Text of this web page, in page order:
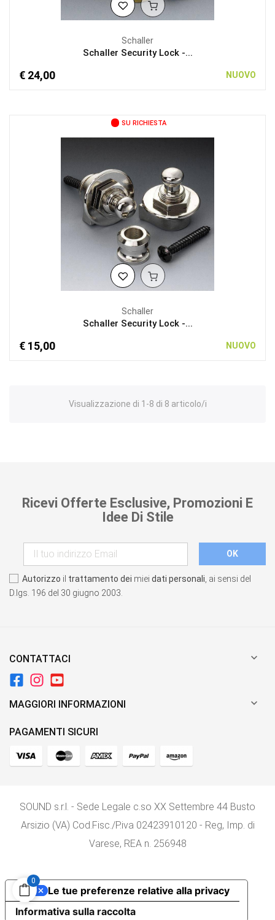
Schaller
Schaller Security Lock -...
€ 24,00 NUOVO
SU RICHIESTA
Schaller
Schaller Security Lock -...
€ 15,00 NUOVO
Visualizzazione di 1-8 di 8 articolo/i
Ricevi Offerte Esclusive, Promozioni E
Idee Di Stile
Autorizzo il trattamento dei miei dati personali , ai sensi del
D.lgs. 196 del 30 giugno 2003.
CONTATTACI 
MAGGIORI INFORMAZIONI 
PAGAMENTI SICURI
SOUND s.r.l. - Sede Legale c.so XX Settembre 44 Busto
Arsizio (VA) Cod.Fisc./P.iva 02423910120 - Reg, Imp. di
Varese, REA n. 256948
0
Informativa sulla raccolta
Le tue preferenze relative alla privacy